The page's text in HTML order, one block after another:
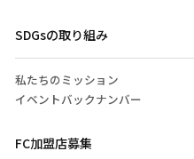
SDGsの取り組み
私たちのミッション
イベントバックナンバー
FC加盟店募集